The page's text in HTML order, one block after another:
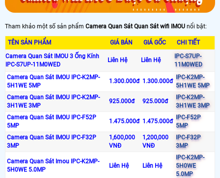
Tham khảo một số sản phẩm Camera Quan Sát Quan Sát wifi IMOU nổi bật:
TÊN SẢN PHẨM GIÁ BÁN GIÁ GỐC
CHI TIẾT
Camera Quan Sát IMOU 3 Ống Kính
IPC-S7UP-11M0WED
Liên Hệ Liên Hệ
IPC-S7UP-
11M0WED
Camera Quan Sát IMOU IPC-K2MP-
5H1WE 5MP
1.300.000đ 1.300.000đ
IPC-K2MP-
5H1WE 5MP
Camera Quan Sát IMOU IPC-K2MP-
3H1WE 3MP
925.000đ 925.000đ
IPC-K2MP-
3H1WE 3MP
Camera Quan Sát IMOU IPC-F52P
5MP
1.475.000đ 1.475.000đ
IPC-F52P
5MP
Camera Quan Sát IMOU IPC-F32P
3MP
1,600,000
VNĐ
1,200,000
VNĐ
IPC-F32P
3MP
Camera Quan Sát Imou IPC-K2MP-
5H0WE 5.0MP
Liên Hệ Liên Hệ
IPC-K2MP-
5H0WE
5.0MP